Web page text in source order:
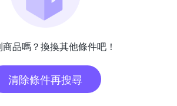
品嗎？換換其他條件吧！
清除條件再搜尋